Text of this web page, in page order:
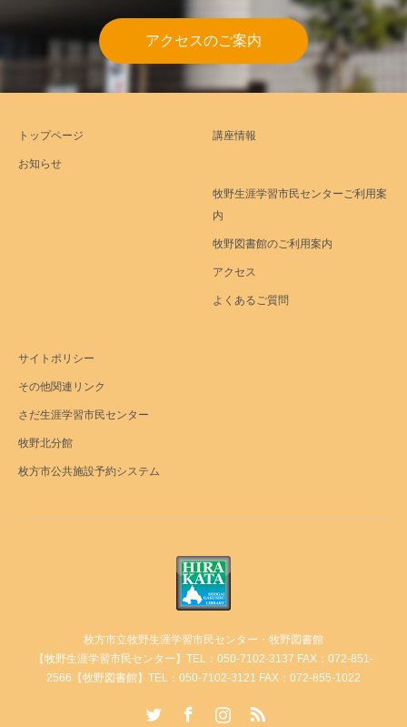
アクセスのご案内
トップページ
お知らせ
講座情報
牧野生涯学習市民センターご利用案
内
牧野図書館のご利用案内
アクセス
よくあるご質問
サイトポリシー
その他関連リンク
さだ生涯学習市民センター
牧野北分館
枚方市公共施設予約システム
枚方市立牧野生涯学習市民センター・牧野図書館
【牧野生涯学習市民センター】TEL：050-7102-3137 FAX：072-851-
2566【牧野図書館】TEL：050-7102-3121 FAX：072-855-1022